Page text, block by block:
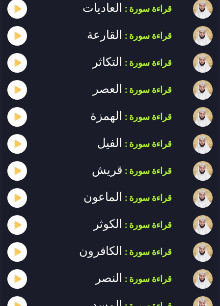
قراءة سورة : العاديات
قراءة سورة : القارعة
قراءة سورة : التكاثر
قراءة سورة : العصر
قراءة سورة : الهمزة
قراءة سورة : الفيل
قراءة سورة : قريش
قراءة سورة : الماعون
قراءة سورة : الكوثر
قراءة سورة : الكافرون
قراءة سورة : النصر